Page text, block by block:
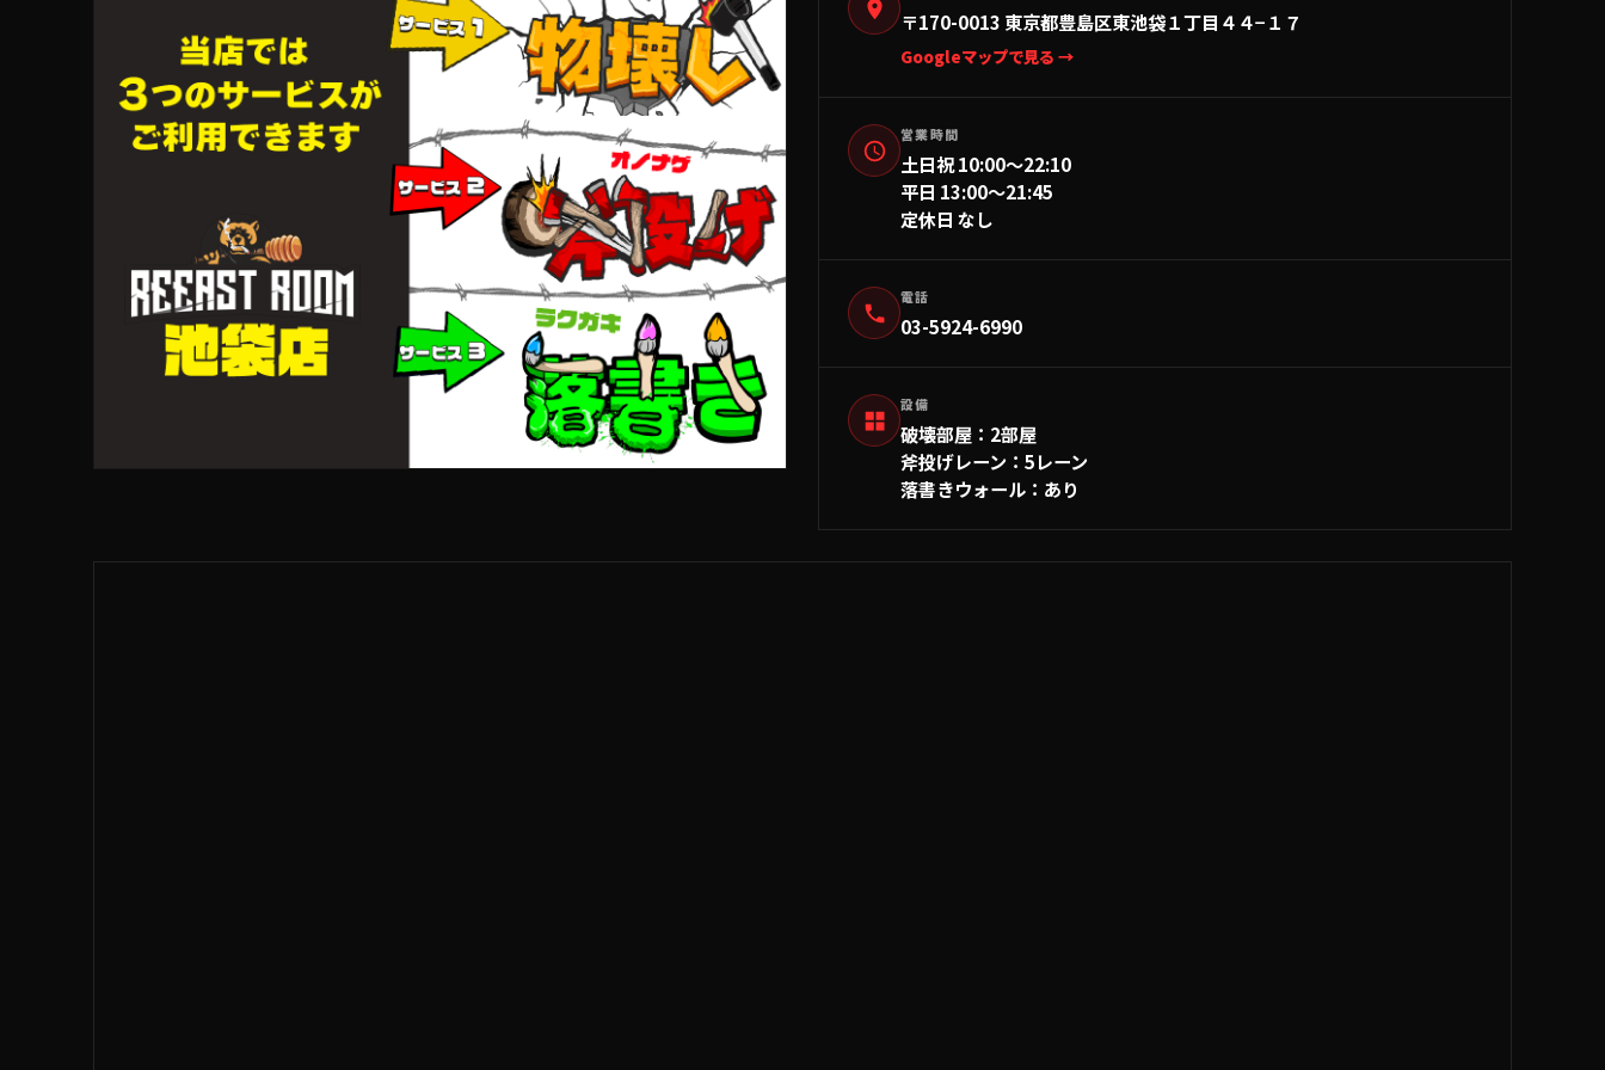
〒170-0013 東京都豊島区東池袋１丁目４４−１７
Googleマップで見る →
営業時間
土日祝 10:00〜22:10
平日 13:00〜21:45
定休日 なし
電話
03-5924-6990
設備
破壊部屋 ： 2部屋
斧投げレーン ： 5レーン
落書きウォール ： あり